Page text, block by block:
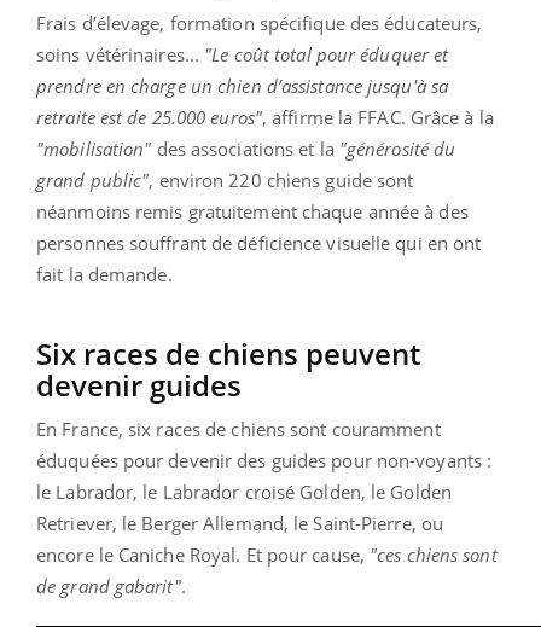
Frais d’élevage, formation spécifique des éducateurs,
soins vétérinaires... "Le coût total pour éduquer et
prendre en charge un chien d’assistance jusqu'à sa
retraite est de 25.000 euros", affirme la FFAC. Grâce à la
"mobilisation" des associations et la "générosité du
grand public", environ 220 chiens guide sont
néanmoins remis gratuitement chaque année à des
personnes souffrant de déficience visuelle qui en ont
fait la demande.
Six races de chiens peuvent
devenir guides
En France, six races de chiens sont couramment
éduquées pour devenir des guides pour non-voyants :
le Labrador, le Labrador croisé Golden, le Golden
Retriever, le Berger Allemand, le Saint-Pierre, ou
encore le Caniche Royal. Et pour cause, "ces chiens sont
de grand gabarit".